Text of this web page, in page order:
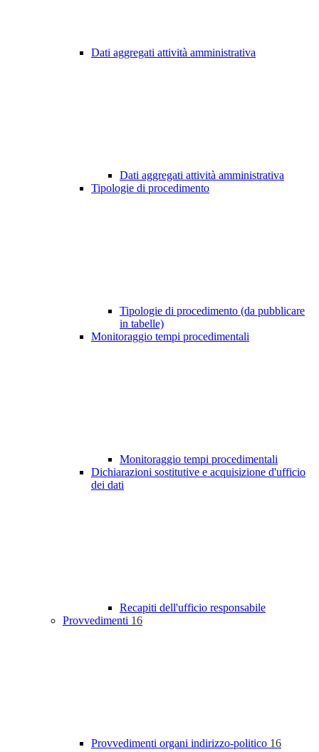
Dati aggregati attività amministrativa
Dati aggregati attività amministrativa
Tipologie di procedimento
Tipologie di procedimento (da pubblicare
in tabelle)
Monitoraggio tempi procedimentali
Monitoraggio tempi procedimentali
Dichiarazioni sostitutive e acquisizione d'ufficio
dei dati
Recapiti dell'ufficio responsabile
Provvedimenti 16
Provvedimenti organi indirizzo-politico 16